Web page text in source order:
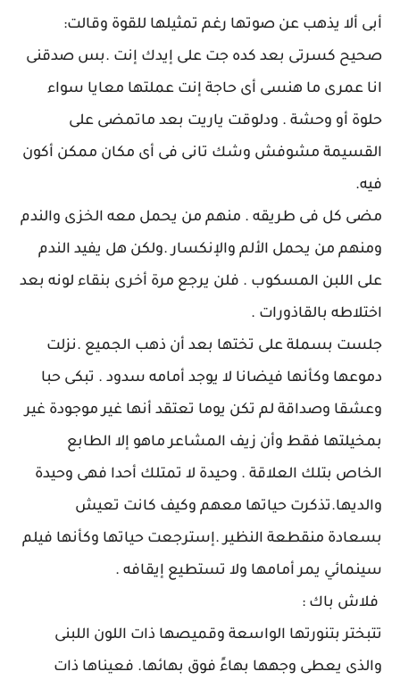
أبى ألا يذهب عن صوتها رغم تمثيلها للقوة وقالت:
صحيح كسرتى بعد كده جت على إيدك إنت .بس صدقنى
انا عمرى ما هنسى أى حاجة إنت عملتها معايا سواء
حلوة أو وحشة . ودلوقت ياريت بعد ماتمضى على
القسيمة مشوفش وشك تانى فى أى مكان ممكن أكون
فيه.
مضى كل فى طريقه . منهم من يحمل معه الخزى والندم
ومنهم من يحمل الألم والإنكسار .ولكن هل يفيد الندم
على اللبن المسكوب . فلن يرجع مرة أخرى بنقاء لونه بعد
اختلاطه بالقاذورات .
جلست بسملة على تختها بعد أن ذهب الجميع .نزلت
دموعها وكأنها فيضانا لا يوجد أمامه سدود . تبكى حبا
وعشقا وصداقة لم تكن يوما تعتقد أنها غير موجودة غير
بمخيلتها فقط وأن زيف المشاعر ماهو إلا الطابع
الخاص بتلك العلاقة . وحيدة لا تمتلك أحدا فهى وحيدة
والديها.تذكرت حياتها معهم وكيف كانت تعيش
بسعادة منقطعة النظير .إسترجعت حياتها وكأنها فيلم
سينمائي يمر أمامها ولا تستطيع إيقافه .
فلاش باك :
تتبختر بتنورتها الواسعة وقميصها ذات اللون اللبنى
والذى يعطى وجهها بهاءً فوق بهائها. فعيناها ذات